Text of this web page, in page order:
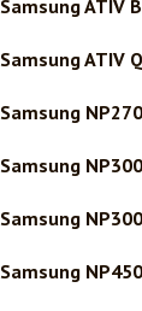
Samsung ATIV
Samsung ATIV Q
Samsung
Samsung
Samsung
Samsung